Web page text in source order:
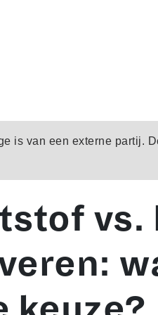
is van een externe partij.
vs.